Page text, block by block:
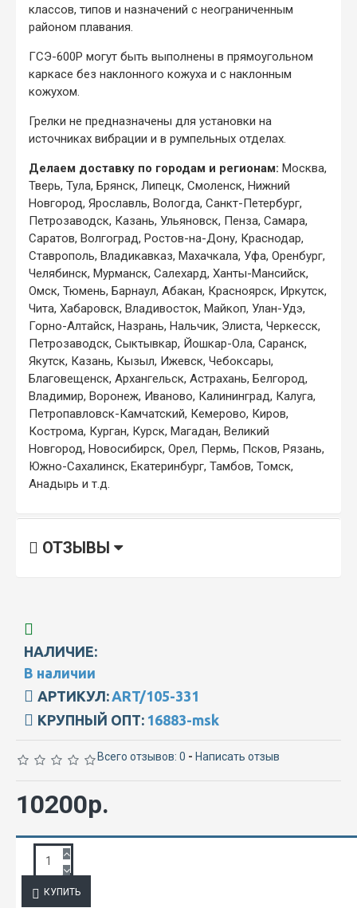
классов, типов и назначений с неограниченным
районом плавания.
ГСЭ-600Р могут быть выполнены в прямоугольном
каркасе без наклонного кожуха и с наклонным
кожухом.
Грелки не предназначены для установки на
источниках вибрации и в румпельных отделах.
Делаем доставку по городам и регионам: Москва,
Тверь, Тула, Брянск, Липецк, Смоленск, Нижний
Новгород, Ярославль, Вологда, Санкт-Петербург,
Петрозаводск, Казань, Ульяновск, Пенза, Самара,
Саратов, Волгоград, Ростов-на-Дону, Краснодар,
Ставрополь, Владикавказ, Махачкала, Уфа, Оренбург,
Челябинск, Мурманск, Салехард, Ханты-Мансийск,
Омск, Тюмень, Барнаул, Абакан, Красноярск, Иркутск,
Чита, Хабаровск, Владивосток, Майкоп, Улан-Удэ,
Горно-Алтайск, Назрань, Нальчик, Элиста, Черкесск,
Петрозаводск, Сыктывкар, Йошкар-Ола, Саранск,
Якутск, Казань, Кызыл, Ижевск, Чебоксары,
Благовещенск, Архангельск, Астрахань, Белгород,
Владимир, Воронеж, Иваново, Калининград, Калуга,
Петропавловск-Камчатский, Кемерово, Киров,
Кострома, Курган, Курск, Магадан, Великий
Новгород, Новосибирск, Орел, Пермь, Псков, Рязань,
Южно-Сахалинск, Екатеринбург, Тамбов, Томск,
Анадырь и т.д.
ОТЗЫВЫ
НАЛИЧИЕ:
В наличии
АРТИКУЛ: ART/105-331
КРУПНЫЙ ОПТ: 16883-msk
Всего отзывов: 0 - Написать отзыв
10200р.
КУПИТЬ